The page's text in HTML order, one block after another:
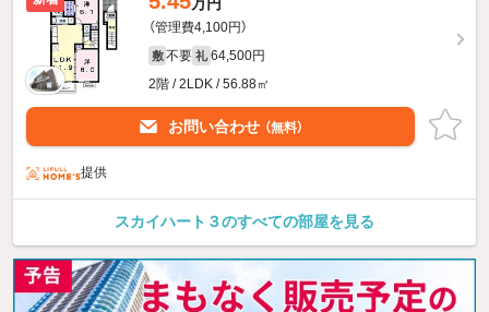
（管理費4,100円）
敷 不要 礼 64,500円
2階 / 2LDK / 56.88㎡
お問い合わせ （無料）
提供
スカイハート３のすべての部屋を見る